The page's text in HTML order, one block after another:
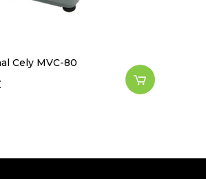
Cely MVC-80